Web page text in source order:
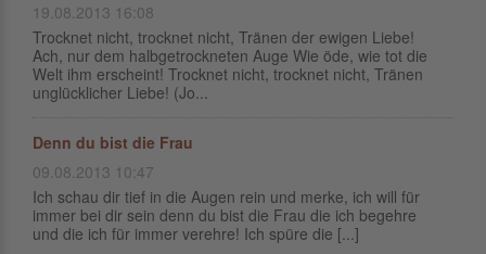
19.08.2013 16:08
Trocknet nicht, trocknet nicht, Tränen der ewigen Liebe!
Ach, nur dem halbgetrockneten Auge Wie öde, wie tot die
Welt ihm erscheint! Trocknet nicht, trocknet nicht, Tränen
unglücklicher Liebe! (Jo...
Denn du bist die Frau
09.08.2013 10:47
Ich schau dir tief in die Augen rein und merke, ich will für
immer bei dir sein denn du bist die Frau die ich begehre
und die ich für immer verehre! Ich spüre die [...]